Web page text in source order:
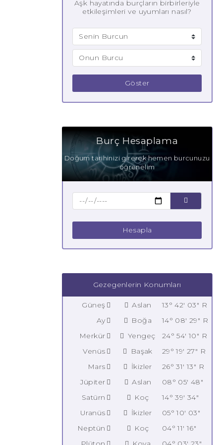
Aşk hayatında burçların birbirleriyle
etkileşimleri ve uyumları nasıl?
Göster
Burç Hesaplama
Doğum tarihinizi girerek hemen burcunuzu
öğrenelim
Hesapla
Gezegenlerin Konumları
Güneş Aslan
13° 42' 03" R
Ay
Boğa
14° 08' 29" R
Merkür
Yengeç
24° 54' 10" R
Venüs
Başak
29° 19' 27" R
Mars
İkizler
26° 31' 13" R
Jüpiter
Aslan
08° 05' 48"
Satürn
Koç
14° 39' 34"
Uranüs
İkizler
05° 10' 03"
Neptün
Koç
04° 11' 16"